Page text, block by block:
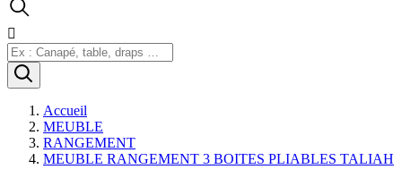

Accueil
MEUBLE
RANGEMENT
MEUBLE RANGEMENT 3 BOITES PLIABLES TALIAH